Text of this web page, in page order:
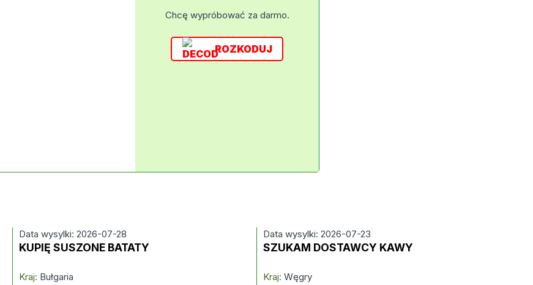
Chcę wypróbować za darmo.
ROZKODUJ
Data wysylki: 2026-07-28
KUPIĘ SUSZONE BATATY
Kraj: Bułgaria
Data wysylki: 2026-07-23
SZUKAM DOSTAWCY KAWY
Kraj: Węgry